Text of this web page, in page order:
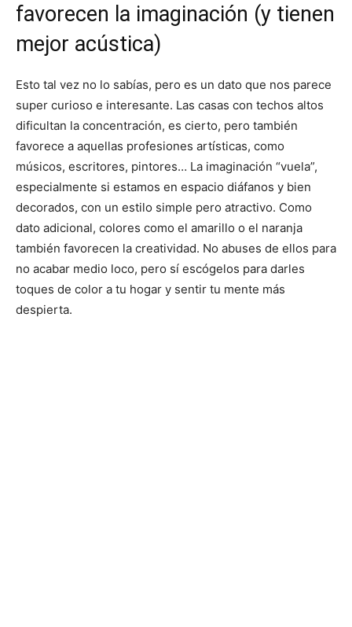
favorecen la imaginación (y tienen
mejor acústica)
Esto tal vez no lo sabías, pero es un dato que nos parece
super curioso e interesante. Las casas con techos altos
dificultan la concentración, es cierto, pero también
favorece a aquellas profesiones artísticas, como
músicos, escritores, pintores… La imaginación “vuela”,
especialmente si estamos en espacio diáfanos y bien
decorados, con un estilo simple pero atractivo. Como
dato adicional, colores como el amarillo o el naranja
también favorecen la creatividad. No abuses de ellos para
no acabar medio loco, pero sí escógelos para darles
toques de color a tu hogar y sentir tu mente más
despierta.